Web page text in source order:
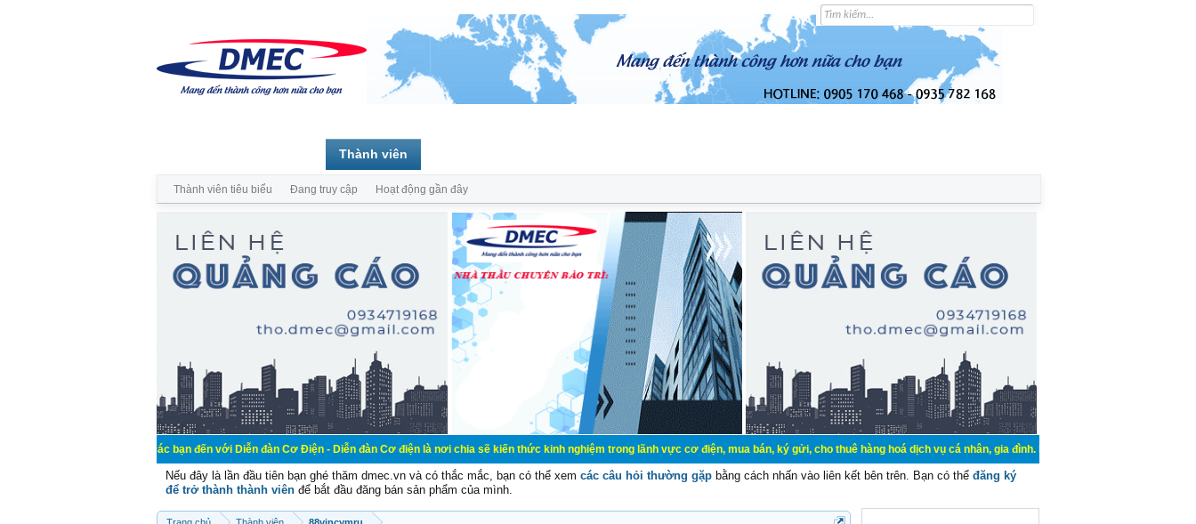
Chào mừng các bạn đến với Diễn đàn Cơ Điện - Diễn đàn Cơ điện là nơi chia sẽ kiến thức kinh nghiệm trong lãnh vực cơ điện, mua bán, ký gửi, cho thuê hàng hoá dịch vụ cá nhân, gia đình. Mua bán, ký gửi, cho thuê thiết bị hệ
Nếu đây là lần đầu tiên bạn ghé thăm dmec.vn và có thắc mắc, bạn có thể xem các câu hỏi thường gặp bằng cách nhấn vào liên kết bên trên. Bạn có thể đăng ký
để trở thành thành viên để bắt đầu đăng bán sản phẩm của mình.
Thành viên
Thành viên tiêu biểu Đang truy cập Hoạt động gần đây